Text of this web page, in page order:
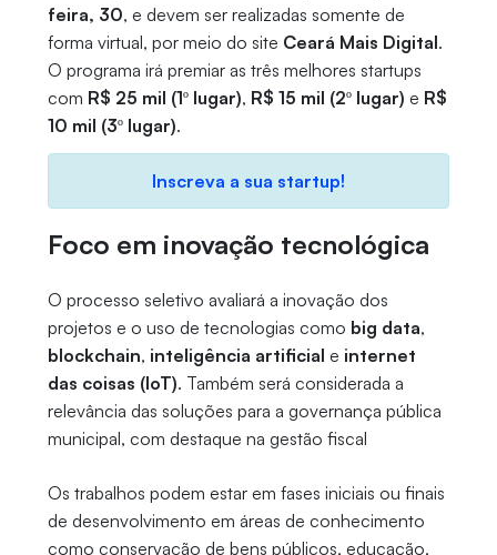
feira, 30, e devem ser realizadas somente de
forma virtual, por meio do site Ceará Mais Digital.
O programa irá premiar as três melhores startups
com R$ 25 mil (1º lugar), R$ 15 mil (2º lugar) e R$
10 mil (3º lugar).
Inscreva a sua startup!
Foco em inovação tecnológica
O processo seletivo avaliará a inovação dos
projetos e o uso de tecnologias como big data,
blockchain, inteligência artificial e internet
das coisas (IoT). Também será considerada a
relevância das soluções para a governança pública
municipal, com destaque na gestão fiscal
Os trabalhos podem estar em fases iniciais ou finais
de desenvolvimento em áreas de conhecimento
como conservação de bens públicos, educação,